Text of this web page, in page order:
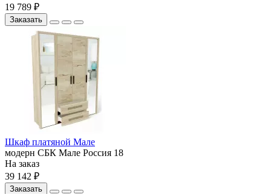
19 789 ₽
Заказать
Шкаф платяной Мале
модерн СБК Мале Россия 18
На заказ
39 142 ₽
Заказать